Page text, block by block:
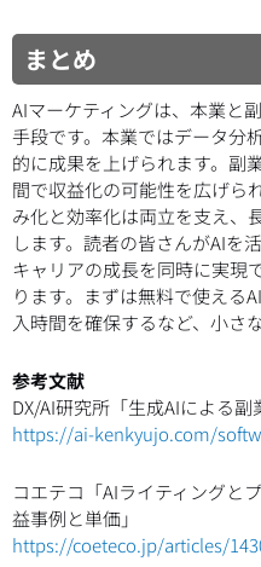
まとめ
AIマーケティングは、本業と
手段です。本業ではデータ分
的に成果を上げられます。副
間で収益化の可能性を広げら
み化と効率化は両立を支え、
します。読者の皆さんがAIを
キャリアの成長を同時に実現
ります。まずは無料で使える
入時間を確保するなど、小さ
参考文献
DX/AI研究所「生成AIによる副
https://ai-kenkyujo.com/
コエテコ「AIライティングと
益事例と単価」
https://coeteco.jp/articles/